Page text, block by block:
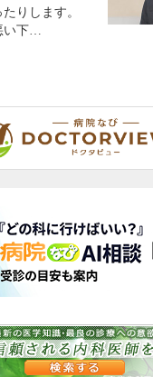
りします。
い下…